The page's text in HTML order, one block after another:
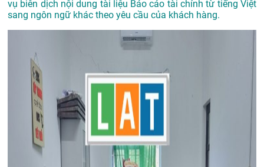
vụ biên dịch nội dung tài liệu Báo cáo tài chính từ tiếng Việt
sang ngôn ngữ khác theo yêu cầu của khách hàng.